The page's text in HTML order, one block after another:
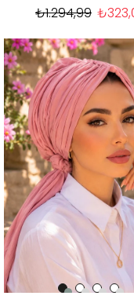
₺1.294,99